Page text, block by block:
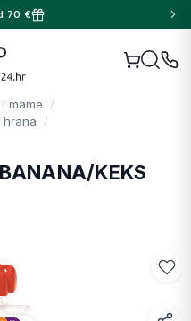
70 €
mame
hrana
KEKS